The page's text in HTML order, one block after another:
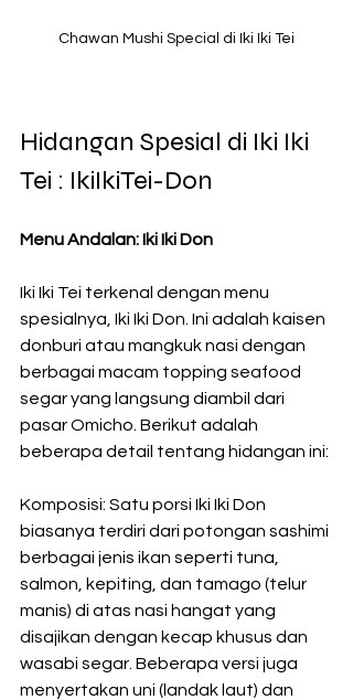
Chawan Mushi Special di Iki Iki Tei
Hidangan Spesial di Iki Iki
Tei : IkiIkiTei-Don
Menu Andalan: Iki Iki Don
Iki Iki Tei terkenal dengan menu
spesialnya, Iki Iki Don. Ini adalah kaisen
donburi atau mangkuk nasi dengan
berbagai macam topping seafood
segar yang langsung diambil dari
pasar Omicho. Berikut adalah
beberapa detail tentang hidangan ini:
Komposisi: Satu porsi Iki Iki Don
biasanya terdiri dari potongan sashimi
berbagai jenis ikan seperti tuna,
salmon, kepiting, dan tamago (telur
manis) di atas nasi hangat yang
disajikan dengan kecap khusus dan
wasabi segar. Beberapa versi juga
menyertakan uni (landak laut) dan